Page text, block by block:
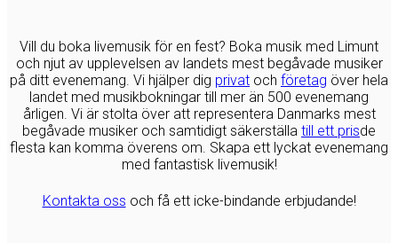
Vill du boka livemusik för en fest? Boka musik med Limunt
och njut av upplevelsen av landets mest begåvade musiker
på ditt evenemang. Vi hjälper dig privat och företag över hela
landet med musikbokningar till mer än 500 evenemang
årligen. Vi är stolta över att representera Danmarks mest
begåvade musiker och samtidigt säkerställa till ett prisde
flesta kan komma överens om. Skapa ett lyckat evenemang
med fantastisk livemusik!
Kontakta oss och få ett icke-bindande erbjudande!